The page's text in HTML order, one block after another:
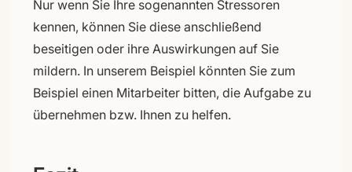
Nur wenn Sie Ihre sogenannten Stressoren
kennen, können Sie diese anschließend
beseitigen oder ihre Auswirkungen auf Sie
mildern. In unserem Beispiel könnten Sie zum
Beispiel einen Mitarbeiter bitten, die Aufgabe zu
übernehmen bzw. Ihnen zu helfen.